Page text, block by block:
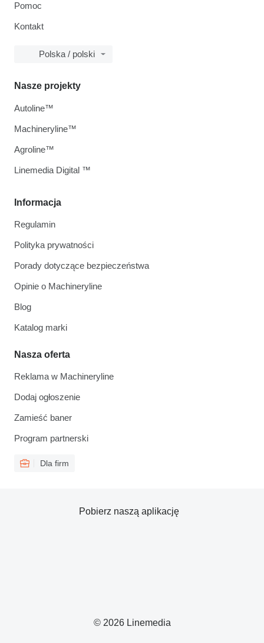
Pomoc
Kontakt
Polska / polski
Informacja
Regulamin
Polityka prywatności
Porady dotyczące bezpieczeństwa
Opinie o Machineryline
Blog
Katalog marki
Nasza oferta
Reklama w Machineryline
Dodaj ogłoszenie
Zamieść baner
Program partnerski
Dla firm
Nasze projekty
Autoline™
Machineryline™
Agroline™
Linemedia Digital ™
© 2026 Linemedia
Pobierz naszą aplikację